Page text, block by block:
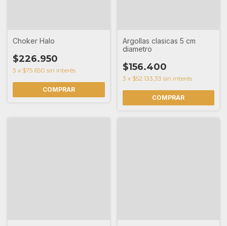
Choker Halo
$226.950
3 x $75.650 sin interés
Argollas clasicas 5 cm
diametro
$156.400
3 x $52.133,33 sin interés